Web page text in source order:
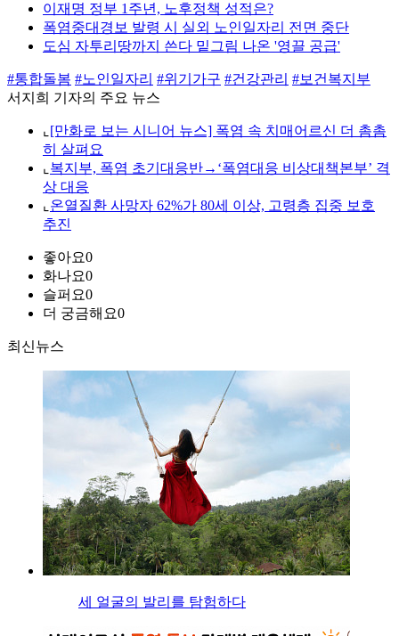
이재명 정부 1주년, 노후정책 성적은?
폭염중대경보 발령 시 실외 노인일자리 전면 중단
도심 자투리땅까지 쓴다 밑그림 나온 '영끌 공급'
#통합돌봄 #노인일자리 #위기가구 #건강관리 #보건복지부
서지희 기자의 주요 뉴스
⌞ [만화로 보는 시니어 뉴스] 폭염 속 치매어르신 더 촘촘
히 살펴요
⌞ 복지부, 폭염 초기대응반→‘폭염대응 비상대책본부’ 격
상 대응
⌞ 온열질환 사망자 62%가 80세 이상, 고령층 집중 보호
추진
좋아요0
화나요0
슬퍼요0
더 궁금해요0
최신뉴스
세 얼굴의 발리를 탐험하다